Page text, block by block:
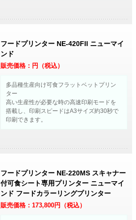
フードプリンター NE-420FII ニューマイ
ンド
販売価格： 円（税込）
多品種生産向け可食フラットベットプリン
ター
高い生産性が必要な時の高速印刷モードを
搭載し、印刷スピードはA3サイズ約30秒で
印刷できます。
フードプリンター NE-220MS スキャナー
付可食シート専用プリンター ニューマイ
ンド フードカラーリングプリンター
販売価格：173,800円（税込）